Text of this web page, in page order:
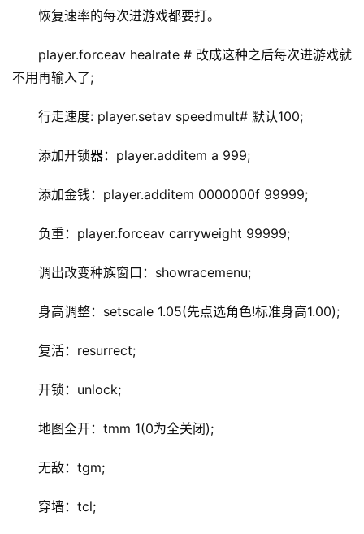
恢复速率的每次进游戏都要打。
player.forceav healrate # 改成这种之后每次进游戏就
不用再输入了;
行走速度: player.setav speedmult# 默认100;
添加开锁器：player.additem a 999;
添加金钱：player.additem 0000000f 99999;
负重：player.forceav carryweight 99999;
调出改变种族窗口：showracemenu;
身高调整：setscale 1.05(先点选角色!标准身高1.00);
复活：resurrect;
开锁：unlock;
地图全开：tmm 1(0为全关闭);
无敌：tgm;
穿墙：tcl;